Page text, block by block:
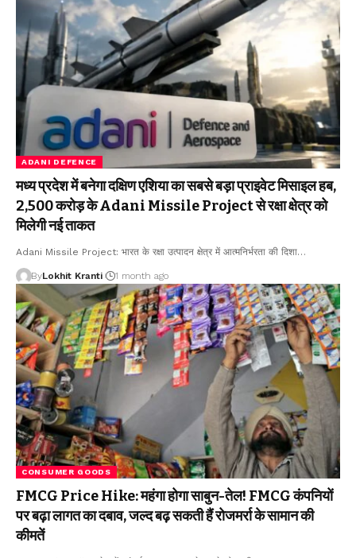
ADANI DEFENCE
मध्य प्रदेश में बनेगा दक्षिण एशिया का सबसे बड़ा प्राइवेट मिसाइल हब,
2,500 करोड़ के Adani Missile Project से रक्षा क्षेत्र को
मिलेगी नई ताकत
Adani Missile Project: भारत के रक्षा उत्पादन क्षेत्र में आत्मनिर्भरता की दिशा…
ByLokhit Kranti 1 month ago
CONSUMER GOODS
FMCG Price Hike: महंगा होगा साबुन-तेल! FMCG कंपनियों
पर बढ़ा लागत का दबाव, जल्द बढ़ सकती हैं रोजमर्रा के सामान की
कीमतें